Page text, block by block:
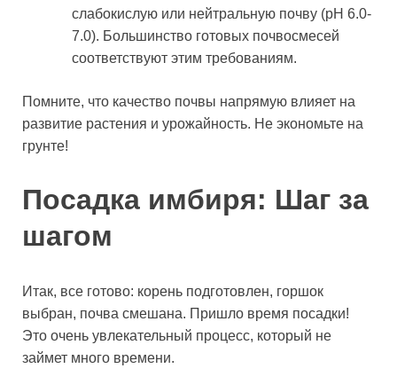
слабокислую или нейтральную почву (pH 6.0-
7.0). Большинство готовых почвосмесей
соответствуют этим требованиям.
Помните, что качество почвы напрямую влияет на
развитие растения и урожайность. Не экономьте на
грунте!
Посадка имбиря: Шаг за
шагом
Итак, все готово: корень подготовлен, горшок
выбран, почва смешана. Пришло время посадки!
Это очень увлекательный процесс, который не
займет много времени.